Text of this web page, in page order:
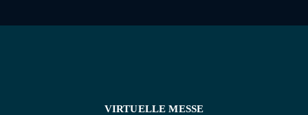
VIRTUELLE MESSE